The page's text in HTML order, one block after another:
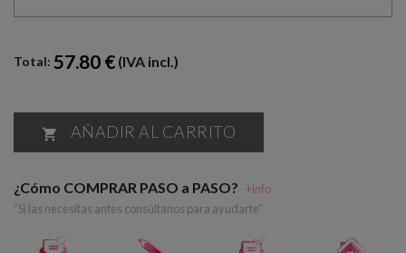
Total: 57.80 € (IVA incl.)
 AÑADIR AL CARRITO
¿Cómo COMPRAR PASO a PASO? +info
“Si las necesitas antes consúltanos para ayudarte”